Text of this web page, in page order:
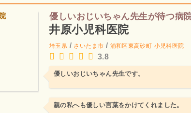
優しいおじいちゃん先生が待つ病
井原小児科医院
埼玉県 / さいたま市 / 浦和区東高砂町 小児科医院
3.8
優しいおじいちゃん先生です。
親の私へも優しい言葉をかけてくれました。